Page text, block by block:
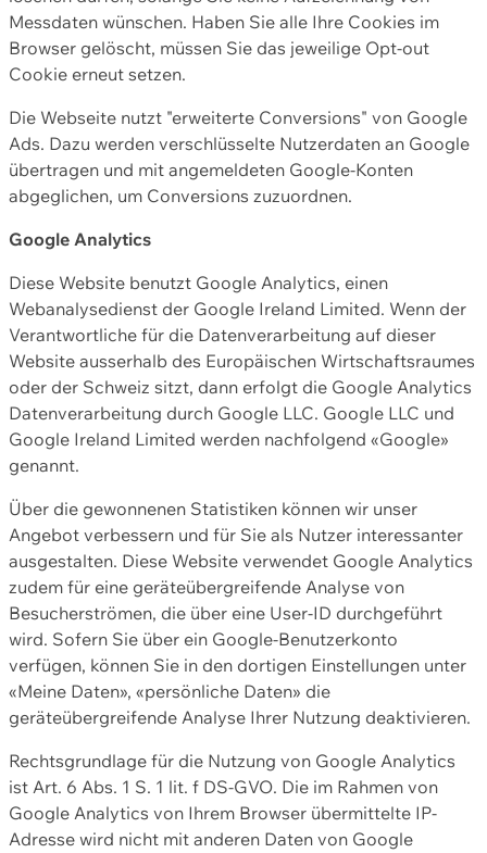
Messdaten wünschen. Haben Sie alle Ihre Cookies im
Browser gelöscht, müssen Sie das jeweilige Opt-out
Cookie erneut setzen.
Die Webseite nutzt "erweiterte Conversions" von Google
Ads. Dazu werden verschlüsselte Nutzerdaten an Google
übertragen und mit angemeldeten Google-Konten
abgeglichen, um Conversions zuzuordnen.
Google Analytics
Diese Website benutzt Google Analytics, einen
Webanalysedienst der Google Ireland Limited. Wenn der
Verantwortliche für die Datenverarbeitung auf dieser
Website ausserhalb des Europäischen Wirtschaftsraumes
oder der Schweiz sitzt, dann erfolgt die Google Analytics
Datenverarbeitung durch Google LLC. Google LLC und
Google Ireland Limited werden nachfolgend «Google»
genannt.
Über die gewonnenen Statistiken können wir unser
Angebot verbessern und für Sie als Nutzer interessanter
ausgestalten. Diese Website verwendet Google Analytics
zudem für eine geräteübergreifende Analyse von
Besucherströmen, die über eine User-ID durchgeführt
wird. Sofern Sie über ein Google-Benutzerkonto
verfügen, können Sie in den dortigen Einstellungen unter
«Meine Daten», «persönliche Daten» die
geräteübergreifende Analyse Ihrer Nutzung deaktivieren.
Rechtsgrundlage für die Nutzung von Google Analytics
ist Art. 6 Abs. 1 S. 1 lit. f DS-GVO. Die im Rahmen von
Google Analytics von Ihrem Browser übermittelte IP-
Adresse wird nicht mit anderen Daten von Google